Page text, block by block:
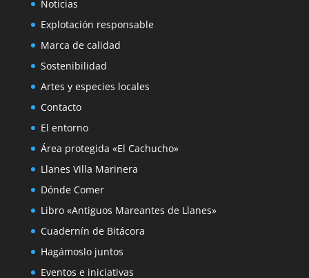
Noticias
Explotación responsable
Marca de calidad
Sostenibilidad
Artes y especies locales
Contacto
El entorno
Área protegida «El Cachucho»
Llanes Villa Marinera
Dónde Comer
Libro «Antiguos Mareantes de Llanes»
Cuadernín de Bitácora
Hagámoslo juntos
Eventos e iniciativas